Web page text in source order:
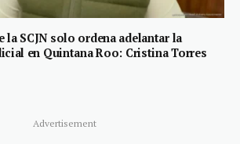
la SCJN solo ordena adelantar la
en Quintana Roo: Cristina Torres
Advertisement